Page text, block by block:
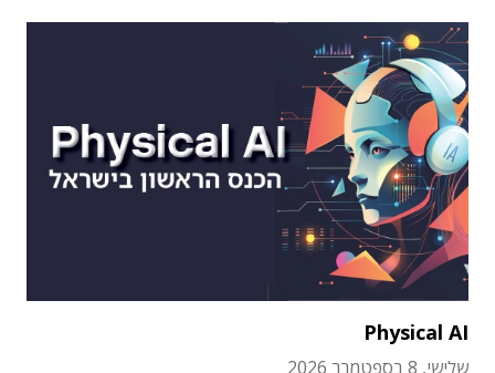
Physical AI
שלישי, 8 בספטמבר 2026